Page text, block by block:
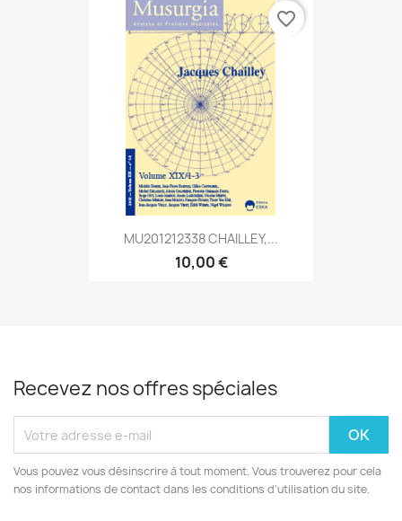
MU201212338 CHAILLEY,...
10,00 €
favorite_border
Recevez nos offres spéciales
Vous pouvez vous désinscrire à tout moment. Vous trouverez pour cela
nos informations de contact dans les conditions d'utilisation du site.